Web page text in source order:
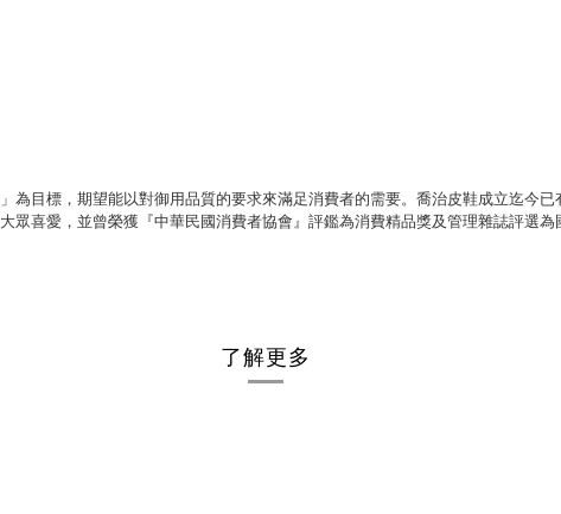
為目標，期望能以對御用品質的要求來滿足消費者的需要。喬治皮鞋成立迄今
眾喜愛，並曾榮獲『中華民國消費者協會』評鑑為消費精品獎及管理雜誌評選
了解更多